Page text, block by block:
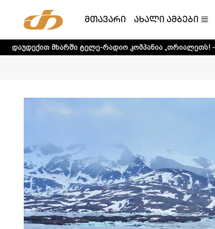
მთავარი ახალი ამბები
ტელე-რადიო კომპანია „თრიალეთს! - დეტალური